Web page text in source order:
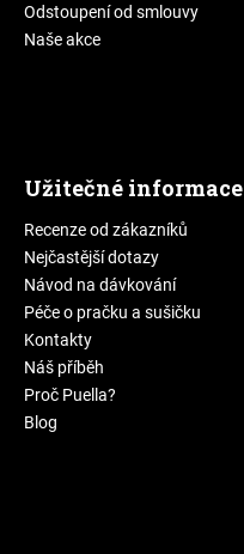
Odstoupení od smlouvy
Naše akce
Užitečné informace
Recenze od zákazníků
Nejčastější dotazy
Návod na dávkování
Péče o pračku a sušičku
Kontakty
Náš příběh
Proč Puella?
Blog